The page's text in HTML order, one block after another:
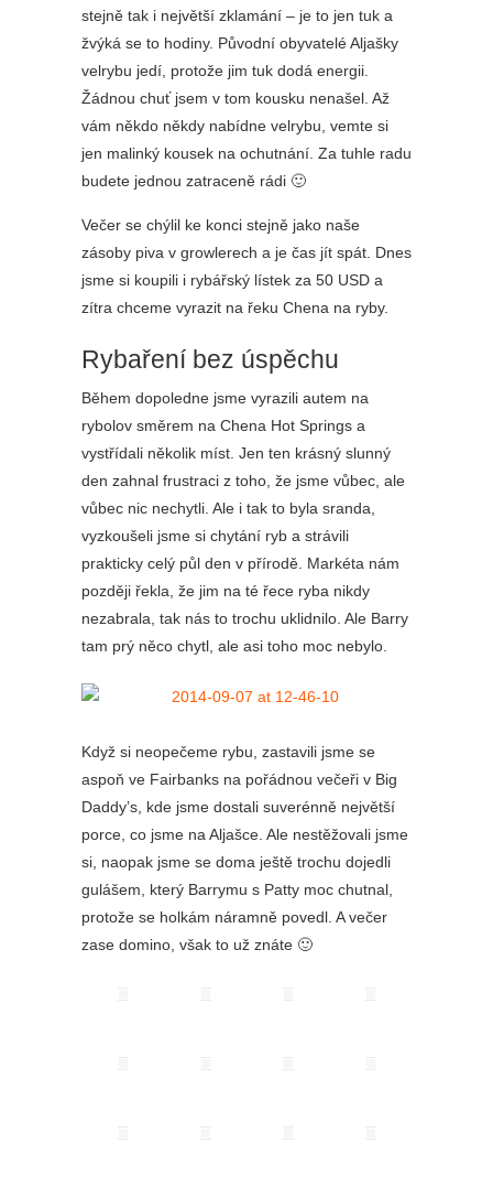
stejně tak i největší zklamání – je to jen tuk a
žvýká se to hodiny. Původní obyvatelé Aljašky
velrybu jedí, protože jim tuk dodá energii.
Žádnou chuť jsem v tom kousku nenašel. Až
vám někdo někdy nabídne velrybu, vemte si
jen malinký kousek na ochutnání. Za tuhle radu
budete jednou zatraceně rádi 🙂
Večer se chýlil ke konci stejně jako naše
zásoby piva v growlerech a je čas jít spát. Dnes
jsme si koupili i rybářský lístek za 50 USD a
zítra chceme vyrazit na řeku Chena na ryby.
Rybaření bez úspěchu
Během dopoledne jsme vyrazili autem na
rybolov směrem na Chena Hot Springs a
vystřídali několik míst. Jen ten krásný slunný
den zahnal frustraci z toho, že jsme vůbec, ale
vůbec nic nechytli. Ale i tak to byla sranda,
vyzkoušeli jsme si chytání ryb a strávili
prakticky celý půl den v přírodě. Markéta nám
později řekla, že jim na té řece ryba nikdy
nezabrala, tak nás to trochu uklidnilo. Ale Barry
tam prý něco chytl, ale asi toho moc nebylo.
Když si neopečeme rybu, zastavili jsme se
aspoň ve Fairbanks na pořádnou večeři v Big
Daddy’s, kde jsme dostali suverénně největší
porce, co jsme na Aljašce. Ale nestěžovali jsme
si, naopak jsme se doma ještě trochu dojedli
gulášem, který Barrymu s Patty moc chutnal,
protože se holkám náramně povedl. A večer
zase domino, však to už znáte 🙂